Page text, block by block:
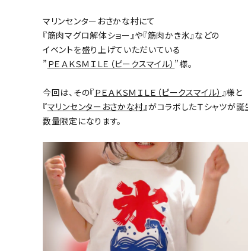
マリンセンターおさかな村にて
『筋肉マグロ解体ショー』や『筋肉かき氷』などの
イベントを盛り上げていただいている
” ＰＥＡＫＳＭＩＬＥ（ピークスマイル） ”様。
今回は、その『ＰＥＡＫＳＭＩＬＥ（ピークスマイル） 』様と
『マリンセンターおさかな村 』がコラボしたＴシャツが誕
数量限定になります。